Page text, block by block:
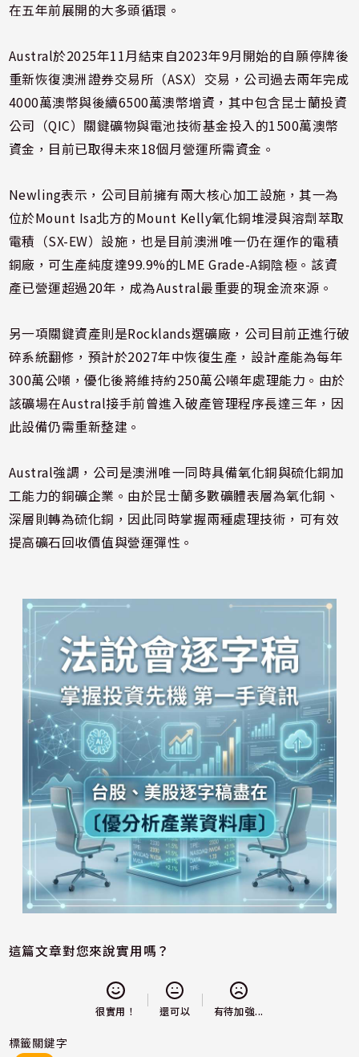
在五年前展開的大多頭循環。
Austral於2025年11月結束自2023年9月開始的自願停牌後
重新恢復澳洲證券交易所（ASX）交易，公司過去兩年完成
4000萬澳幣與後續6500萬澳幣增資，其中包含昆士蘭投資
公司（QIC）關鍵礦物與電池技術基金投入的1500萬澳幣
資金，目前已取得未來18個月營運所需資金。
Newling表示，公司目前擁有兩大核心加工設施，其一為
位於Mount Isa北方的Mount Kelly氧化銅堆浸與溶劑萃取
電積（SX-EW）設施，也是目前澳洲唯一仍在運作的電積
銅廠，可生產純度達99.9%的LME Grade-A銅陰極。該資
產已營運超過20年，成為Austral最重要的現金流來源。
另一項關鍵資產則是Rocklands選礦廠，公司目前正進行破
碎系統翻修，預計於2027年中恢復生產，設計產能為每年
300萬公噸，優化後將維持約250萬公噸年處理能力。由於
該礦場在Austral接手前曾進入破產管理程序長達三年，因
此設備仍需重新整建。
Austral強調，公司是澳洲唯一同時具備氧化銅與硫化銅加
工能力的銅礦企業。由於昆士蘭多數礦體表層為氧化銅、
深層則轉為硫化銅，因此同時掌握兩種處理技術，可有效
提高礦石回收價值與營運彈性。
這篇文章對您來說實用嗎？
很實用！ 還可以 有待加強...
標籤關鍵字